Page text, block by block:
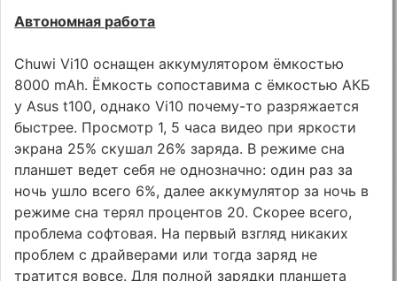
Автономная работа
Chuwi Vi10 оснащен аккумулятором ёмкостью
8000 mAh. Ёмкость сопоставима с ёмкостью АКБ
у Asus t100, однако Vi10 почему-то разряжается
быстрее. Просмотр 1, 5 часа видео при яркости
экрана 25% скушал 26% заряда. В режиме сна
планшет ведет себя не однозначно: один раз за
ночь ушло всего 6%, далее аккумулятор за ночь в
режиме сна терял процентов 20. Скорее всего,
проблема софтовая. На первый взгляд никаких
проблем с драйверами или тогда заряд не
тратится вовсе. Для полной зарядки планшета